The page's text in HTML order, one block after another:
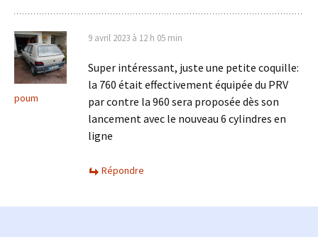
poum
9 avril 2023 à 12 h 05 min
Super intéressant, juste une petite coquille:
la 760 était effectivement équipée du PRV
par contre la 960 sera proposée dès son
lancement avec le nouveau 6 cylindres en
ligne
Répondre